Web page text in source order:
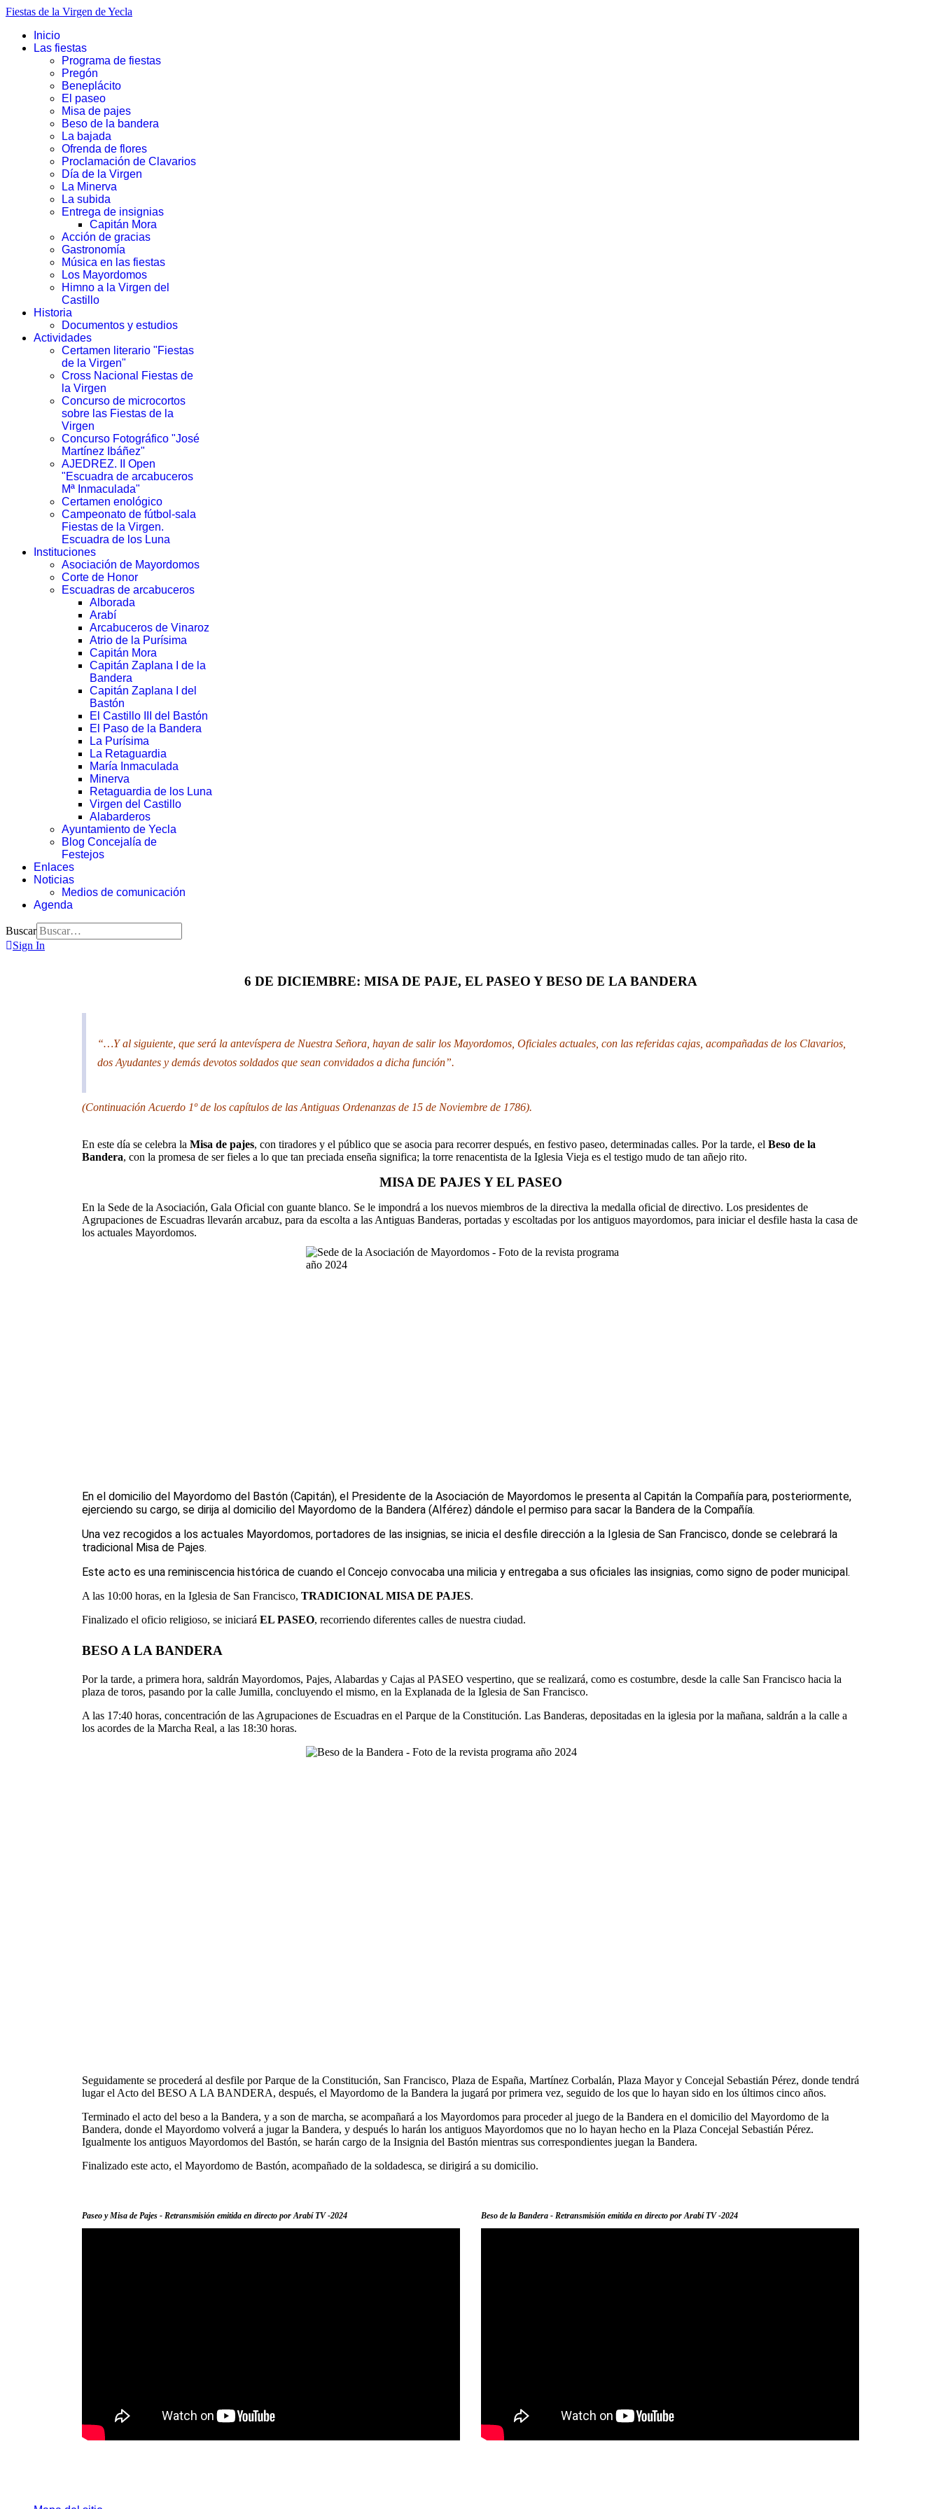
Fiestas de la Virgen de Yecla
Inicio
Las fiestas
Programa de fiestas
Pregón
Beneplácito
El paseo
Misa de pajes
Beso de la bandera
La bajada
Ofrenda de flores
Proclamación de Clavarios
Día de la Virgen
La Minerva
La subida
Entrega de insignias
Capitán Mora
Acción de gracias
Gastronomía
Música en las fiestas
Los Mayordomos
Himno a la Virgen del
Castillo
Historia
Documentos y estudios
Actividades
Certamen literario "Fiestas
de la Virgen"
Cross Nacional Fiestas de
la Virgen
Concurso de microcortos
sobre las Fiestas de la
Virgen
Concurso Fotográfico "José
Martínez Ibáñez"
AJEDREZ. II Open
"Escuadra de arcabuceros
Mª Inmaculada"
Certamen enológico
Campeonato de fútbol-sala
Fiestas de la Virgen.
Escuadra de los Luna
Instituciones
Asociación de Mayordomos
Corte de Honor
Escuadras de arcabuceros
Alborada
Arabí
Arcabuceros de Vinaroz
Atrio de la Purísima
Capitán Mora
Capitán Zaplana I de la
Bandera
Capitán Zaplana I del
Bastón
El Castillo III del Bastón
El Paso de la Bandera
La Purísima
La Retaguardia
María Inmaculada
Minerva
Retaguardia de los Luna
Virgen del Castillo
Alabarderos
Ayuntamiento de Yecla
Blog Concejalía de
Festejos
Enlaces
Noticias
Medios de comunicación
Agenda
Buscar
Sign In
6 DE DICIEMBRE: MISA DE PAJE, EL PASEO Y BESO DE LA BANDERA
“…Y al siguiente, que será la antevíspera de Nuestra Señora, hayan de salir los Mayordomos, Oficiales actuales, con las referidas cajas, acompañadas de los Clavarios,
dos Ayudantes y demás devotos soldados que sean convidados a dicha función”.
(Continuación Acuerdo 1º de los capítulos de las Antiguas Ordenanzas de 15 de Noviembre de 1786).
En este día se celebra la Misa de pajes, con tiradores y el público que se asocia para recorrer después, en festivo paseo, determinadas calles. Por la tarde, el Beso de la
Bandera, con la promesa de ser fieles a lo que tan preciada enseña significa; la torre renacentista de la Iglesia Vieja es el testigo mudo de tan añejo rito.
MISA DE PAJES Y EL PASEO
En la Sede de la Asociación, Gala Oficial con guante blanco. Se le impondrá a los nuevos miembros de la directiva la medalla oficial de directivo. Los presidentes de
Agrupaciones de Escuadras llevarán arcabuz, para da escolta a las Antiguas Banderas, portadas y escoltadas por los antiguos mayordomos, para iniciar el desfile hasta la casa de
los actuales Mayordomos.
En el domicilio del Mayordomo del Bastón (Capitán), el Presidente de la Asociación de Mayordomos le presenta al Capitán la Compañía para, posteriormente,
ejerciendo su cargo, se dirija al domicilio del Mayordomo de la Bandera (Alférez) dándole el permiso para sacar la Bandera de la Compañía.
Una vez recogidos a los actuales Mayordomos, portadores de las insignias, se inicia el desfile dirección a la Iglesia de San Francisco, donde se celebrará la
tradicional Misa de Pajes.
Este acto es una reminiscencia histórica de cuando el Concejo convocaba una milicia y entregaba a sus oficiales las insignias, como signo de poder municipal.
A las 10:00 horas, en la Iglesia de San Francisco, TRADICIONAL MISA DE PAJES.
Finalizado el oficio religioso, se iniciará EL PASEO, recorriendo diferentes calles de nuestra ciudad.
BESO A LA BANDERA
Por la tarde, a primera hora, saldrán Mayordomos, Pajes, Alabardas y Cajas al PASEO vespertino, que se realizará, como es costumbre, desde la calle San Francisco hacia la
plaza de toros, pasando por la calle Jumilla, concluyendo el mismo, en la Explanada de la Iglesia de San Francisco.
A las 17:40 horas, concentración de las Agrupaciones de Escuadras en el Parque de la Constitución. Las Banderas, depositadas en la iglesia por la mañana, saldrán a la calle a
los acordes de la Marcha Real, a las 18:30 horas.
Seguidamente se procederá al desfile por Parque de la Constitución, San Francisco, Plaza de España, Martínez Corbalán, Plaza Mayor y Concejal Sebastián Pérez, donde tendrá
lugar el Acto del BESO A LA BANDERA, después, el Mayordomo de la Bandera la jugará por primera vez, seguido de los que lo hayan sido en los últimos cinco años.
Terminado el acto del beso a la Bandera, y a son de marcha, se acompañará a los Mayordomos para proceder al juego de la Bandera en el domicilio del Mayordomo de la
Bandera, donde el Mayordomo volverá a jugar la Bandera, y después lo harán los antiguos Mayordomos que no lo hayan hecho en la Plaza Concejal Sebastián Pérez.
Igualmente los antiguos Mayordomos del Bastón, se harán cargo de la Insignia del Bastón mientras sus correspondientes juegan la Bandera.
Finalizado este acto, el Mayordomo de Bastón, acompañado de la soldadesca, se dirigirá a su domicilio.
Paseo y Misa de Pajes - Retransmisión emitida en directo por Arabí TV -2024 Beso de la Bandera - Retransmisión emitida en directo por Arabí TV -2024